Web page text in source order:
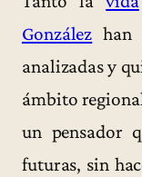
González han
analizadas y
ámbito
un pensador
futuras, sin